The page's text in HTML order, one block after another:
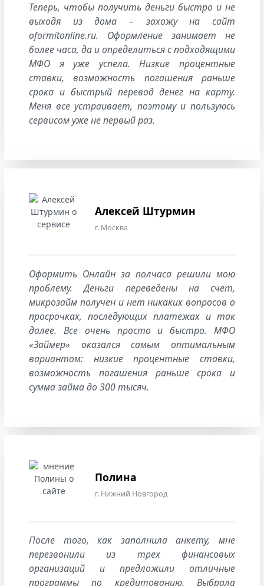
Теперь, чтобы получить деньги быстро и не
выходя из дома – захожу на сайт
oformitonline.ru. Оформление занимает не
более часа, да и определиться с подходящими
МФО я уже успела. Низкие процентные
ставки, возможность погашения раньше
срока и быстрый перевод денег на карту.
Меня все устраивает, поэтому и пользуюсь
сервисом уже не первый раз.
Алексей Штурмин
г. Москва
Оформить Онлайн за полчаса решили мою
проблему. Деньги переведены на счет,
микрозайм получен и нет никаких вопросов о
просрочках, последующих платежах и так
далее. Все очень просто и быстро. МФО
«Займер» оказался самым оптимальным
вариантом: низкие процентные ставки,
возможность погашения раньше срока и
сумма займа до 300 тысяч.
Полина
г. Нижний Новгород
После того, как заполнила анкету, мне
перезвонили из трех финансовых
организаций и предложили отличные
программы по кредитованию. Выбрала